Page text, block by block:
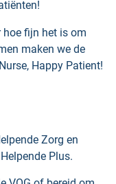
hoe fijn het is om
maken we de
Happy Patient!
Zorg en
Plus.